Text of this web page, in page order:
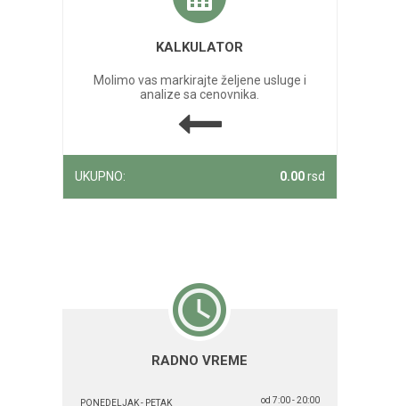
KALKULATOR
Molimo vas markirajte željene usluge i
analize sa cenovnika.
UKUPNO: 0.00rsd
RADNO VREME
PONEDELJAK - PETAK od 7:00 - 20:00